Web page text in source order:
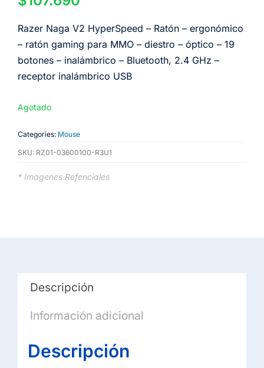
Razer Naga V2 HyperSpeed – Ratón – ergonómico
– ratón gaming para MMO – diestro – óptico – 19
botones – inalámbrico – Bluetooth, 2.4 GHz –
receptor inalámbrico USB
Agotado
Categories: Mouse
SKU: RZ01-03600100-R3U1
* Imagenes Refenciales
Descripción
Información adicional
Descripción